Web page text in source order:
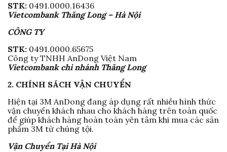
STK: 0491.0000.16436
Vietcombank Thăng Long – Hà Nội
CÔNG TY
STK: 0491.0000.65675
Công ty TNHH AnDong Việt Nam
Vietcombank chi nhánh Thăng Long
2. CHÍNH SÁCH VẬN CHUYỂN
Hiện tại 3M AnDong đang áp dụng rất nhiều hình thức
vận chuyển khách nhau cho khách hàng trên toàn quốc
để giúp khách hàng hoàn toàn yên tâm khi mua các sản
phẩm 3M từ chúng tội.
Vận Chuyển Tại Hà Nội